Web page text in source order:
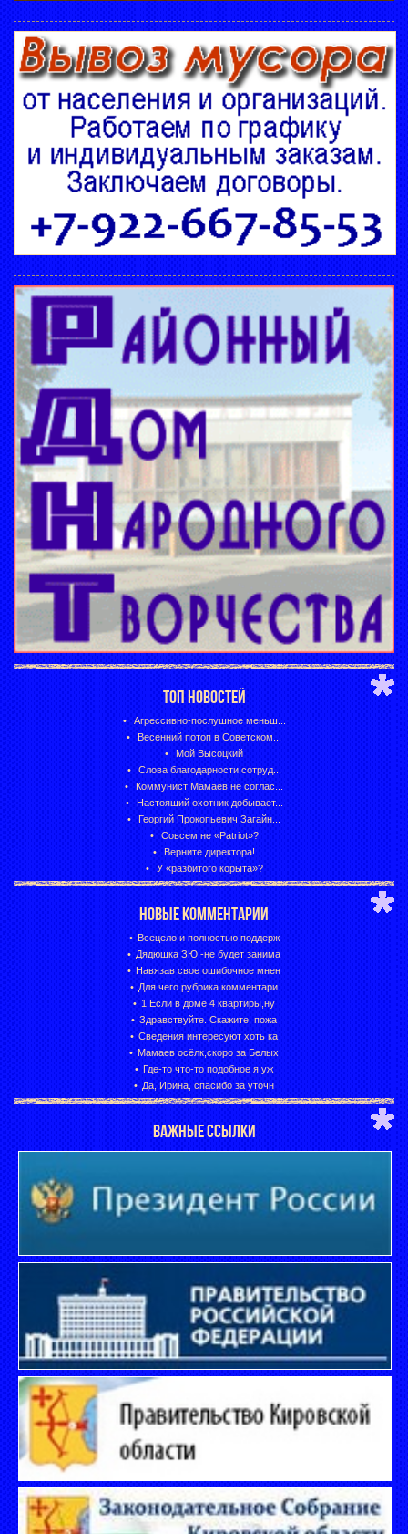
ТОП НОВОСТЕЙ
Агрессивно-послушное меньш...
Весенний потоп в Советском...
Мой Высоцкий
Слова благодарности сотруд...
Коммунист Мамаев не соглас...
Настоящий охотник добывает...
Георгий Прокопьевич Загайн...
Совсем не «Patriot»?
Верните директора!
У «разбитого корыта»?
НОВЫЕ КОММЕНТАРИИ
Всецело и полностью поддерж
Дядюшка ЗЮ -не будет занима
Навязав свое ошибочное мнен
Для чего рубрика комментари
1.Если в доме 4 квартиры,ну
Здравствуйте. Скажите, пожа
Сведения интересуют хоть ка
Мамаев осёлк,скоро за Белых
Где-то что-то подобное я уж
Да, Ирина, спасибо за уточн
ВАЖНЫЕ ССЫЛКИ